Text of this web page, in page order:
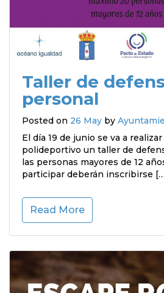
Taller de
personal
Posted on 26 May by
El día 19 de junio se va a
polideportivo un taller de
las personas mayores de 12
participar deberán inscribirse
Read More